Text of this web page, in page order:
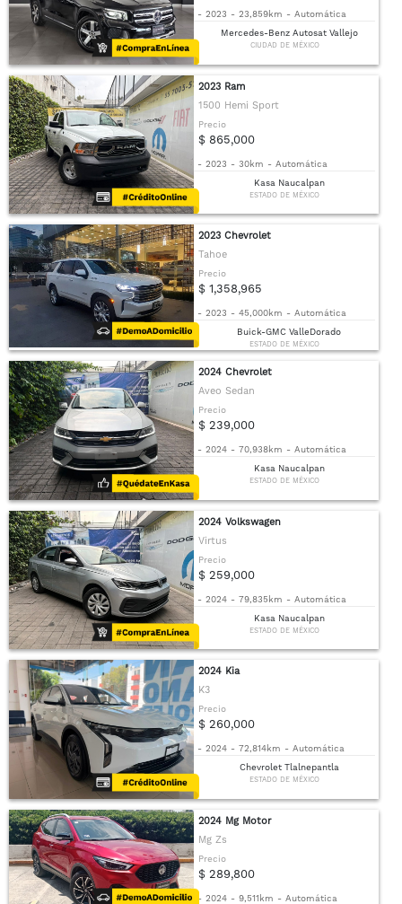
- 2023 - 23,859km - Automática
Mercedes-Benz Autosat Vallejo
CIUDAD DE MÉXICO
2023 Ram
1500 Hemi Sport
Precio
$ 865,000
- 2023 - 30km - Automática
Kasa Naucalpan
ESTADO DE MÉXICO
2023 Chevrolet
Tahoe
Precio
$ 1,358,965
- 2023 - 45,000km - Automática
Buick-GMC ValleDorado
ESTADO DE MÉXICO
2024 Chevrolet
Aveo Sedan
Precio
$ 239,000
- 2024 - 70,938km - Automática
Kasa Naucalpan
ESTADO DE MÉXICO
2024 Volkswagen
Virtus
Precio
$ 259,000
- 2024 - 79,835km - Automática
Kasa Naucalpan
ESTADO DE MÉXICO
2024 Kia
K3
Precio
$ 260,000
- 2024 - 72,814km - Automática
Chevrolet Tlalnepantla
ESTADO DE MÉXICO
2024 Mg Motor
Mg Zs
Precio
$ 289,800
- 2024 - 9,511km - Automática